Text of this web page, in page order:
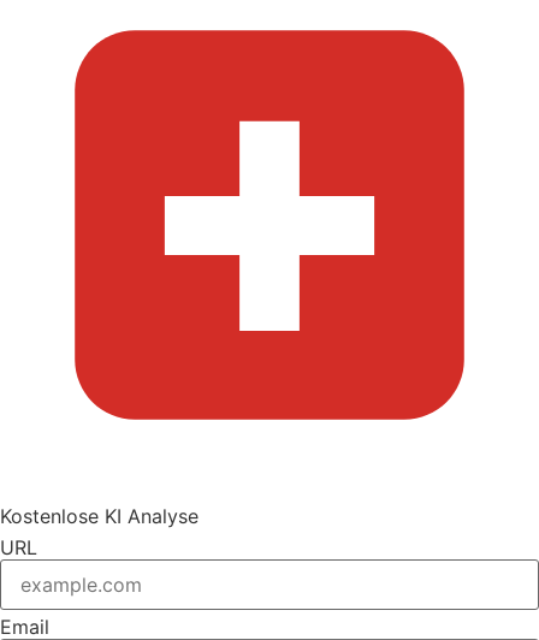
Kostenlose KI Analyse
URL
Email